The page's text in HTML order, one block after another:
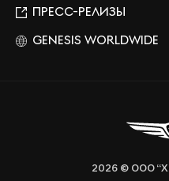
ПРЕСС-РЕЛИЗЫ
GENESIS WORLDWIDE
2026 © ООО